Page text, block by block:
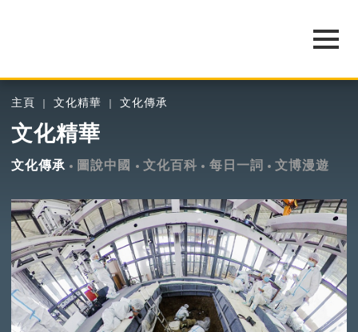
主頁 文化精華 文化傳承
文化精華
文化傳承 圖說中國 文化百科 每日一詞 文博漫遊